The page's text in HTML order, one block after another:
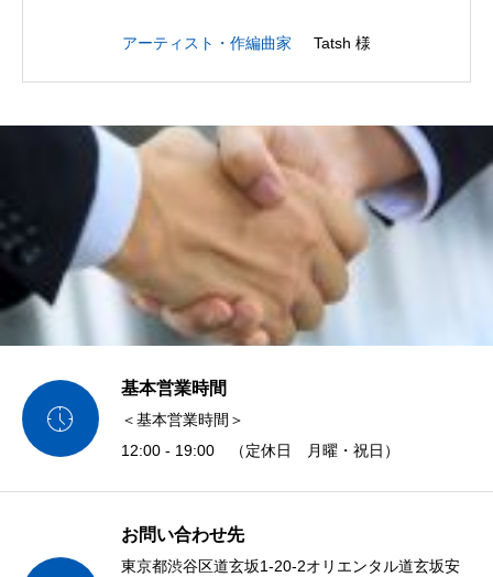
アーティスト・作編曲家 Tatsh 様

基本営業時間
＜基本営業時間＞
12:00 - 19:00 （定休日 月曜・祝日）
お問い合わせ先
東京都渋谷区道玄坂1-20-2オリエンタル道玄坂安